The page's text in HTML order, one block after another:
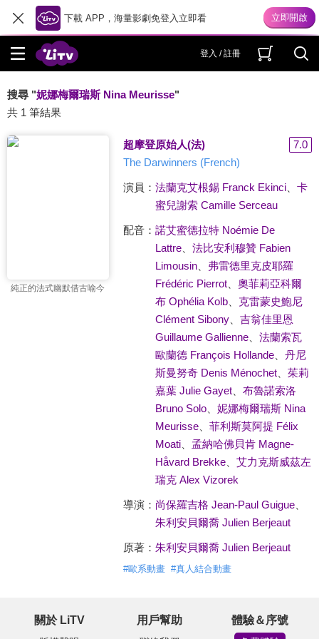
下載 APP，海量影劇免登入立即看
登入 / 註冊
搜尋 "妮娜梅爾瑞斯 Nina Meurisse"
共 1 筆結果
純正的法式幽默借古喻今
超摩登原始人(法)
7.0
The Darwinners (French)
演員： 法蘭克艾根錫 Franck Ekinci、 卡
蜜兒謝索 Camille Serceau
配音： 諾艾蜜德拉特 Noémie De
Lattre、 法比安利穆贊 Fabien
Limousin、 弗雷德里克皮耶羅
Frédéric Pierrot、 奧菲莉亞科爾
布 Ophélia Kolb、 克雷蒙史鮑尼
Clément Sibony、 吉翁佳里恩
Guillaume Gallienne、 法蘭索瓦
歐蘭德 François Hollande、 丹尼
斯曼努奇 Denis Ménochet、 茱莉
嘉葉 Julie Gayet、 布魯諾索洛
Bruno Solo、 妮娜梅爾瑞斯 Nina
Meurisse、 菲利斯莫阿提 Félix
Moati、 孟納哈佛貝肯 Magne-
Håvard Brekke、 艾力克斯威茲左
瑞克 Alex Vizorek
導演： 尚保羅吉格 Jean-Paul Guigue、
朱利安貝爾喬 Julien Berjeaut
原著： 朱利安貝爾喬 Julien Berjeaut
#歐系動畫 #真人結合動畫
關於 LiTV 用戶幫助 體驗＆序號